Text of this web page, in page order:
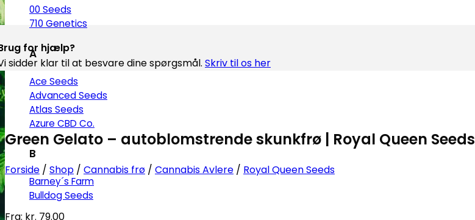
00 Seeds
710 Genetics
A
Ace Seeds
Advanced Seeds
Atlas Seeds
Azure CBD Co.
B
Barney´s Farm
Bulldog Seeds
for hjælp?
sidder klar til at besvare dine spørgsmål. Skriv til os her
Green Gelato – autoblomstrende skunkfrø | Royal Queen Seeds
Forside / Shop / Cannabis frø / Cannabis Avlere / Royal Queen Seeds
Fra: kr. 79.00